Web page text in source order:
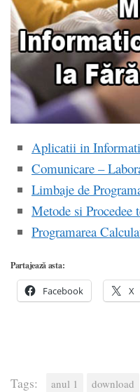
Aplicatii in
Comunicare –
Limbaje de
Metode si Procedee
Programarea
Partajează asta:
Facebook X
Tags: anul 1 download